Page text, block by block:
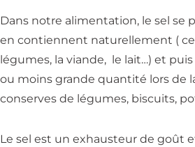
Dans notre alimentation, le sel se
en contiennent naturellement (
légumes, la viande, le lait…) et
ou moins grande quantité lors de
conserves de légumes, biscuits,
Le sel est un exhausteur de goût